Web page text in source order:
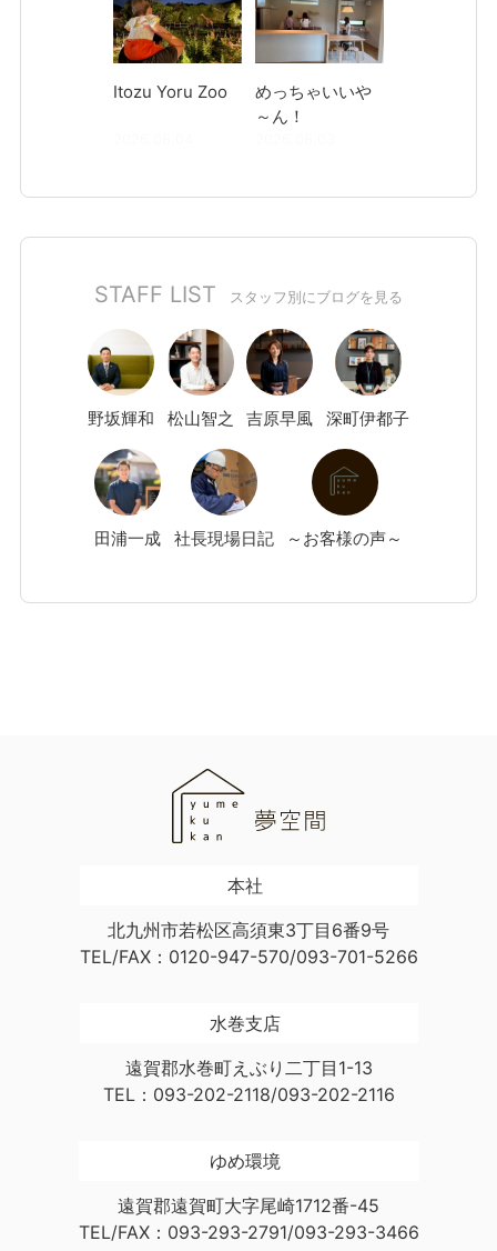
Itozu Yoru Zoo
めっちゃいいや
～ん！
STAFF LIST スタッフ別にブログを見る
野坂輝和 松山智之 吉原早風 深町伊都子
田浦一成 社長現場日記 ～お客様の声～
本社
北九州市若松区高須東3丁目6番9号
TEL/FAX：0120-947-570/093-701-5266
水巻支店
遠賀郡水巻町えぶり二丁目1-13
TEL：093-202-2118/093-202-2116
ゆめ環境
遠賀郡遠賀町大字尾崎1712番-45
TEL/FAX：093-293-2791/093-293-3466